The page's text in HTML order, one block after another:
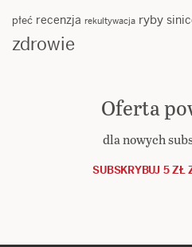
płeć recenzja rekultywacja ryby
zdrowie
Oferta
dla nowych
SUBSKRYBUJ 5 ZŁ